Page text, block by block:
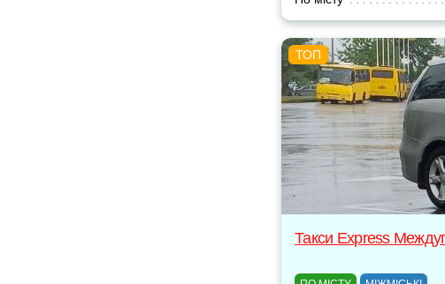
Такси Express